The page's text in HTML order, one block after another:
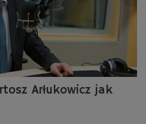
Arłukowicz jak